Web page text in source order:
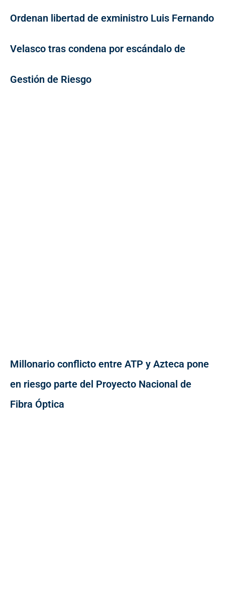
Ordenan libertad de exministro Luis Fernando
Velasco tras condena por escándalo de
Gestión de Riesgo
Millonario conflicto entre ATP y Azteca pone
en riesgo parte del Proyecto Nacional de
Fibra Óptica